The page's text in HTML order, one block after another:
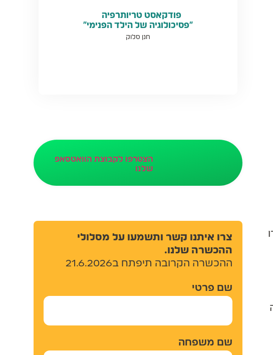
פודקאסט טריותרפיה
“פסיכולוגיה של הילד הפנימי”
חנן סלוק
הצטרפו לקבוצת הוואטסאפ
שלנו
צרו איתנו קשר ותשמעו על מסלולי
ההכשרה שלנו.
ההכשרה הקרובה תיפתח ב21.6.2026
שם פרטי
שם משפחה